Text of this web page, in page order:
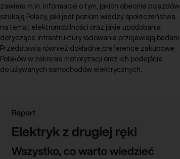
zawiera m.in. informacje o tym, jakich obecnie pojazdów
szukają Polacy, jaki jest poziom wiedzy społeczeństwa
na temat elektromobilności oraz jakie upodobania
dotyczące infrastruktury ładowania przejawiają badani.
Przedstawia również dokładne preference zakupowe
Polaków w zakresie motoryzacji oraz ich podejście
do używanych samochodów elektrycznych.